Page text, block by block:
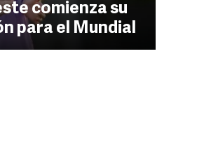
comienza su
para el Mundial